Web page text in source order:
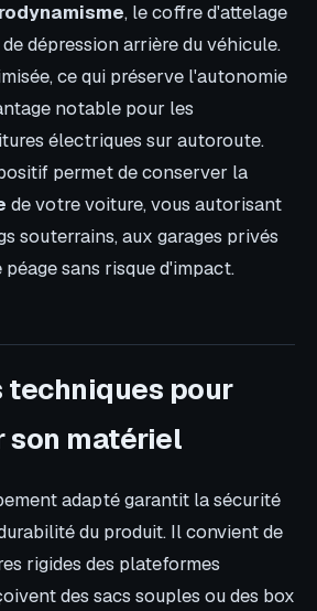
, le coffre d'attelage
dépression arrière du véhicule.
ce qui préserve l'autonomie
notable pour les
électriques sur autoroute.
permet de conserver la
de votre voiture, vous autorisant
souterrains, aux garages privés
sans risque d'impact.
techniques pour
son matériel
adapté garantit la sécurité
du produit. Il convient de
rigides des plateformes
des sacs souples ou des box